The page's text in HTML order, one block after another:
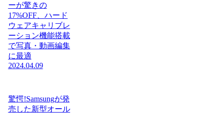
ーが驚きの
17%OFF、ハード
ウェアキャリブレ
ーション機能搭載
で写真・動画編集
に最適
2024.04.09
驚愕!Samsungが発
売した新型オール